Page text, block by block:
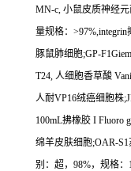
MN-c, 小鼠皮质神经
量规格： >97%,integrin
豚鼠肺细胞;GP-
T24, 人细胞香草酸
人耐VP16绒癌细胞株
100mL拂橡胶 I Fluoro
绵羊皮肤细胞;OAR-S1
别：超， 98%，规格：